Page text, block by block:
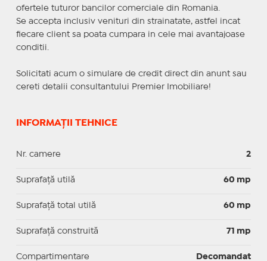
ofertele tuturor bancilor comerciale din Romania.
Se accepta inclusiv venituri din strainatate, astfel incat
fiecare client sa poata cumpara in cele mai avantajoase
conditii.
Solicitati acum o simulare de credit direct din anunt sau
cereti detalii consultantului Premier Imobiliare!
INFORMAȚII TEHNICE
Nr. camere 2
Suprafaţă utilă 60 mp
Suprafaţă total utilă 60 mp
Suprafaţă construită 71 mp
Compartimentare Decomandat